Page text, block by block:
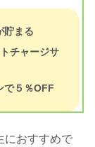
貯まる
チャージサ
で５％OFF
におすすめで